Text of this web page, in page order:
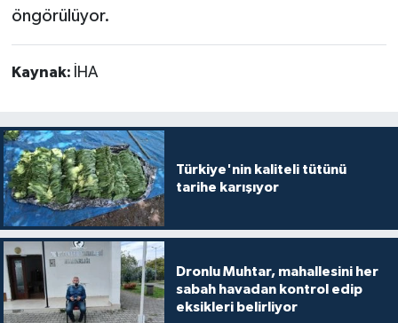
öngörülüyor.
Kaynak: İHA
Türkiye'nin kaliteli tütünü
tarihe karışıyor
Dronlu Muhtar, mahallesini her
sabah havadan kontrol edip
eksikleri belirliyor